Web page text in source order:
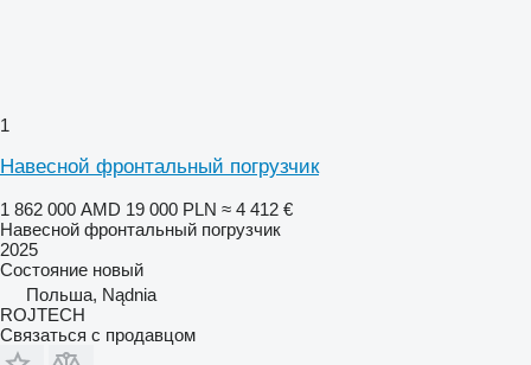
1
Навесной фронтальный погрузчик
1 862 000 AMD 19 000 PLN ≈ 4 412 €
Навесной фронтальный погрузчик
2025
Состояние новый
Польша, Nądnia
ROJTECH
Связаться с продавцом